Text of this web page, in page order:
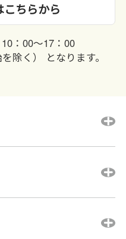
ちらから
：00〜17：00
除く） となります。